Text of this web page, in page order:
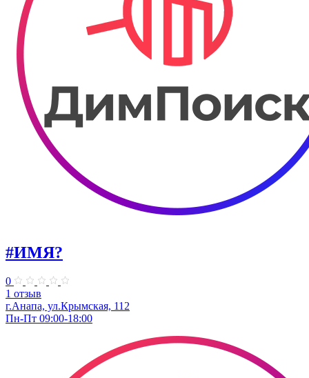
#ИМЯ?
0
1 отзыв
г.Анапа, ул.Крымская, 112
Пн-Пт 09:00-18:00